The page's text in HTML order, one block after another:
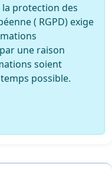
protection des
( RGPD) exige
une raison
soient
possible.